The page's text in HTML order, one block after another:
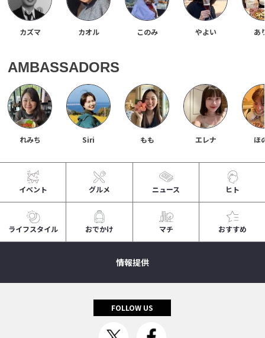
カズマ カオル このみ やよい あ
AMBASSADORS
れみち Siri もも エレナ ほ
イベント グルメ ニュース ヒト
ライフスタイル おでかけ マチ おすすめ
情報提供
FOLLOW US